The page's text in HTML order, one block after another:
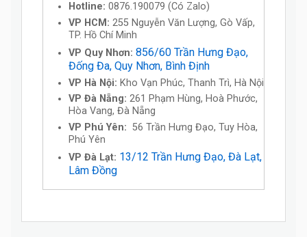
Hotline: 0876.190079 (Có Zalo)
VP HCM: 255 Nguyễn Văn Lượng, Gò Vấp,
TP. Hồ Chí Minh
VP Quy Nhơn: 856/60 Trần Hưng Đạo,
Đống Đa, Quy Nhơn, Bình Định
VP Hà Nội: Kho Vạn Phúc, Thanh Trì, Hà Nội
VP Đà Nẵng: 261 Phạm Hùng, Hoà Phước,
Hòa Vang, Đà Nẵng
VP Phú Yên: 56 Trần Hưng Đạo, Tuy Hòa,
Phú Yên
VP Đà Lạt: 13/12 Trần Hưng Đạo, Đà Lạt,
Lâm Đồng